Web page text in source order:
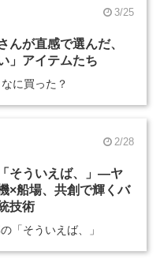
3/25
んが直感で選んだ、
」アイテムたち
に買った？
2/28
そういえば、」―ヤ
×船場、共創で輝くバ
技術
「そういえば、」